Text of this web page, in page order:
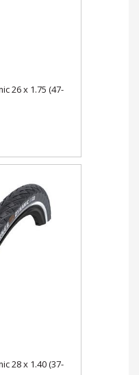
26 x 1.75 (47-
28 x 1.40 (37-